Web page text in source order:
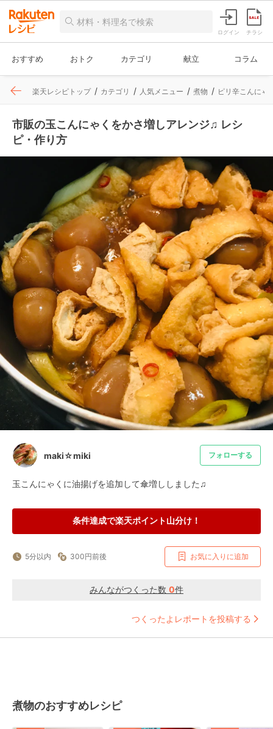
ログイン チラシ
おすすめ おトク カテゴリ 献立 コラム
楽天レシピトップ カテゴリ 人気メニュー 煮物 ピリ辛こんにゃ
市販の玉こんにゃくをかさ増しアレンジ♫ レシ
ピ・作り方
maki☆miki フォローする
玉こんにゃくに油揚げを追加して傘増ししました♫
条件達成で楽天ポイント山分け！
5分以内 300円前後 お気に入りに追加
みんながつくった数 0件
つくったよレポートを投稿する
煮物のおすすめレシピ